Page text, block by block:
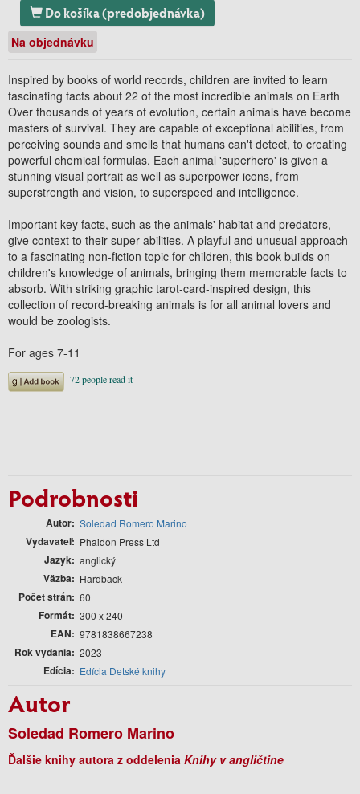
Do košíka (predobjednávka)
Na objednávku
Inspired by books of world records, children are invited to learn
fascinating facts about 22 of the most incredible animals on Earth
Over thousands of years of evolution, certain animals have become
masters of survival. They are capable of exceptional abilities, from
perceiving sounds and smells that humans can't detect, to creating
powerful chemical formulas. Each animal 'superhero' is given a
stunning visual portrait as well as superpower icons, from
superstrength and vision, to superspeed and intelligence.
Important key facts, such as the animals' habitat and predators,
give context to their super abilities. A playful and unusual approach
to a fascinating non-fiction topic for children, this book builds on
children's knowledge of animals, bringing them memorable facts to
absorb. With striking graphic tarot-card-inspired design, this
collection of record-breaking animals is for all animal lovers and
would be zoologists.
For ages 7-11
Podrobnosti
Autor Soledad Romero Marino
Vydavateľ Phaidon Press Ltd
Jazyk anglický
Väzba Hardback
Počet strán 60
Formát 300 x 240
EAN 9781838667238
Rok vydania 2023
Edícia Edícia Detské knihy
Autor
Soledad Romero Marino
Ďalšie knihy autora z oddelenia Knihy v angličtine